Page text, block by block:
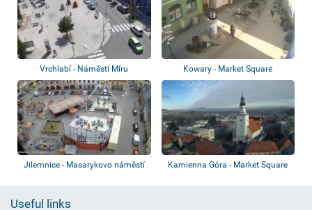
Vrchlabí - Náměstí Míru Kowary - Market Square
Jilemnice - Masarykovo náměstí Kamienna Góra - Market Square
Useful links